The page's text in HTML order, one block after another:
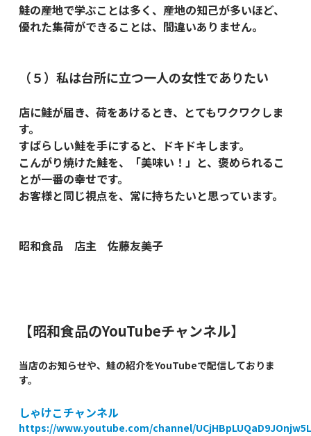
鮭の産地で学ぶことは多く、産地の知己が多いほど、
優れた集荷ができることは、間違いありません。
（５）私は台所に立つ一人の女性でありたい
店に鮭が届き、荷をあけるとき、とてもワクワクしま
す。
すばらしい鮭を手にすると、ドキドキします。
こんがり焼けた鮭を、「美味い！」と、褒められるこ
とが一番の幸せです。
お客様と同じ視点を、常に持ちたいと思っています。
昭和食品 店主 佐藤友美子
【昭和食品のYouTubeチャンネル】
当店のお知らせや、鮭の紹介をYouTubeで配信しておりま
す。
しゃけこチャンネル
https://www.youtube.com/channel/